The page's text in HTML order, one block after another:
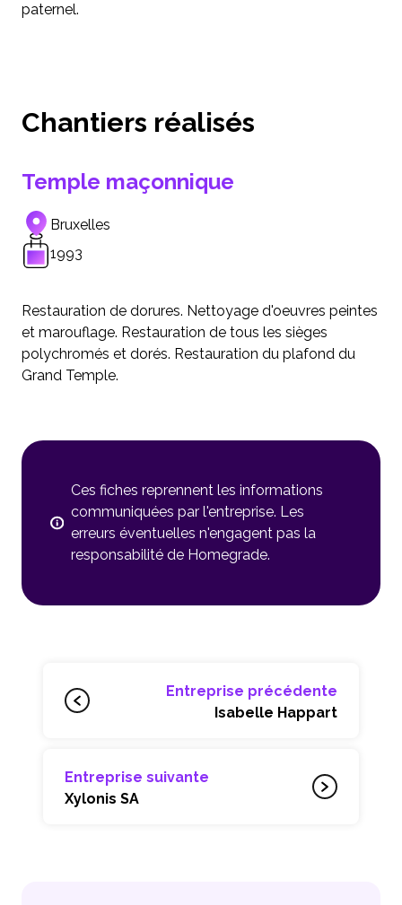
paternel.
Chantiers réalisés
Temple maçonnique
Bruxelles
1993
Restauration de dorures. Nettoyage d'oeuvres peintes
et marouflage. Restauration de tous les sièges
polychromés et dorés. Restauration du plafond du
Grand Temple.
Ces fiches reprennent les informations
communiquées par l'entreprise. Les
erreurs éventuelles n'engagent pas la
responsabilité de Homegrade.
Entreprise précédente
Isabelle Happart
Entreprise suivante
Xylonis SA